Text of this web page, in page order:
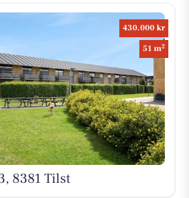
430.000 kr
51 m2
8381 Tilst